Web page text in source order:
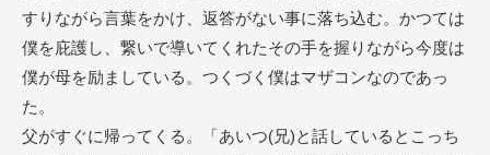
すりながら言葉をかけ、返答がない事に落ち込む。かつては
僕を庇護し、繋いで導いてくれたその手を握りながら今度は
僕が母を励ましている。つくづく僕はマザコンなのであっ
た。
父がすぐに帰ってくる。「あいつ(兄)と話しているとこっち